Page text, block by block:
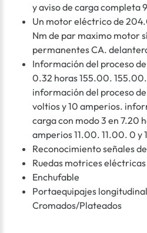
y aviso de carga completa
Un motor eléctrico de
Nm de par maximo motor
permanentes CA.
Información del proceso
0.32 horas 155.00.
información del proceso
voltios y 10 amperios.
carga con modo 3 en 7.20
amperios 11.00. 11.00. 0 y
Reconocimiento señales
Ruedas motrices
Enchufable
Portaequipajes
Cromados/Plateados